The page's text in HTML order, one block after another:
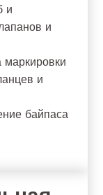
и
и
маркировки
и
байпаса